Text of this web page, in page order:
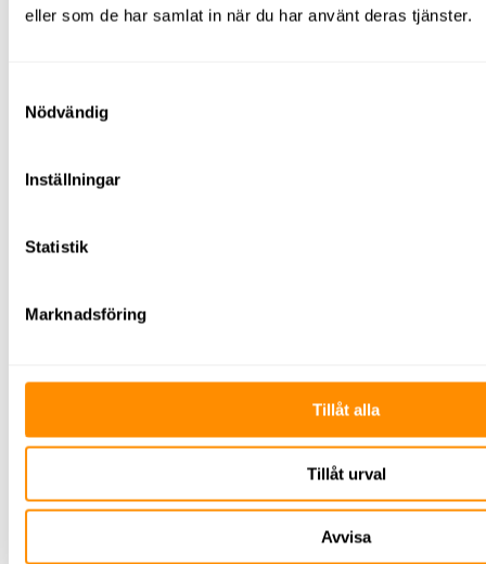
eller som de har samlat in när du har använt deras tjänster.
Nödvändig
Inställningar
Statistik
Marknadsföring
Tillåt alla
Tillåt urval
Avvisa
Lift- och fallskyddsutbildning
För att få åka lift inom arbetet måste du ha
rättutbildningar
även att välja en digital utbildning, men vi
fördjupande svar.
uppbyggda och hur de drivs och manövreras. Vi går
vilka begräsningar de har samt hur underhåll och
kontroll av liftarna genomförs. Vi går också igenom